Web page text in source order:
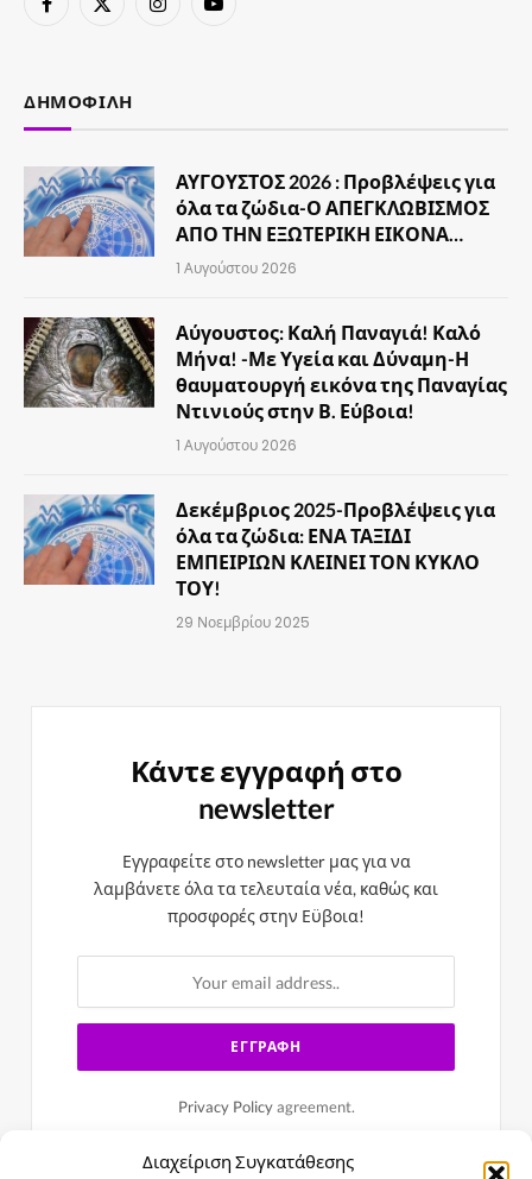
Διαχείριση Συγκατάθεσης
Facebook
X
InstagramYouTube
ΔΗΜΟΦΙΛΉ
ΑΥΓΟΥΣΤΟΣ 2026 : Προβλέψεις για
όλα τα ζώδια-Ο ΑΠΕΓΚΛΩΒΙΣΜΟΣ
ΑΠΟ ΤΗΝ ΕΞΩΤΕΡΙΚΗ ΕΙΚΟΝΑ…
1 Αυγούστου 2026
Αύγουστος: Καλή Παναγιά! Καλό
Μήνα! -Με Υγεία και Δύναμη-Η
θαυματουργή εικόνα της Παναγίας
Ντινιούς στην Β. Εύβοια!
1 Αυγούστου 2026
Δεκέμβριος 2025-Προβλέψεις για
όλα τα ζώδια: ΕΝΑ ΤΑΞΙΔΙ
ΕΜΠΕΙΡΙΩΝ ΚΛΕΙΝΕΙ ΤΟΝ ΚΥΚΛΟ
ΤΟΥ!
29 Νοεμβρίου 2025
Κάντε εγγραφή στο
newsletter
Εγγραφείτε στο newsletter μας για να
λαμβάνετε όλα τα τελευταία νέα, καθώς και
προσφορές στην Εϋβοια!
Privacy Policyagreement.